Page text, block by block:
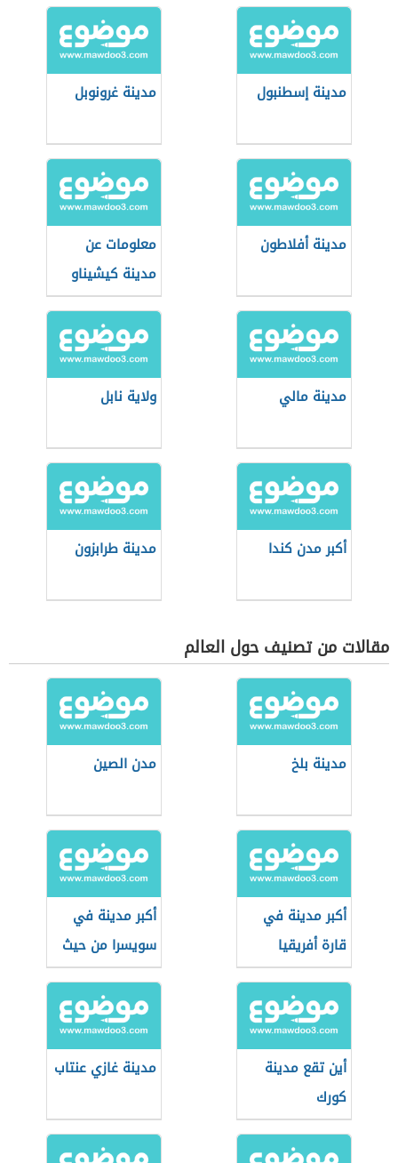
مدينة إسطنبول مدينة غرونوبل
مدينة أفلاطون
معلومات عن
مدينة كيشيناو
(عاصمة مولدوفا)
مدينة مالي ولاية نابل
أكبر مدن كندا مدينة طرابزون
مقالات من تصنيف حول العالم
مدينة بلخ مدن الصين
أكبر مدينة في
قارة أفريقيا
أكبر مدينة في
سويسرا من حيث
السكان
أين تقع مدينة
كورك
مدينة غازي عنتاب